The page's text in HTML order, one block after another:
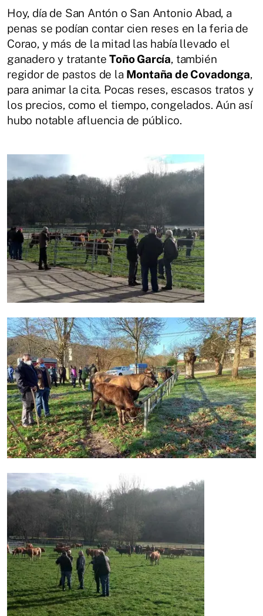
Hoy, día de San Antón o San Antonio Abad, a
penas se podían contar cien reses en la feria de
Corao, y más de la mitad las había llevado el
ganadero y tratanteToño García, también
regidor de pastos de la Montaña de Covadonga,
para animar la cita. Pocas reses, escasos tratos y
los precios, como el tiempo, congelados. Aún así
hubo notable afluencia de público.